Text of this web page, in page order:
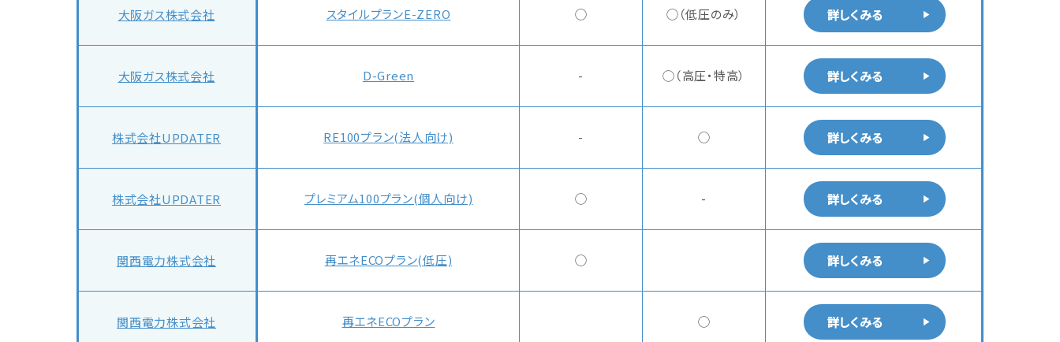
大阪ガス株式会社 スタイルプランE-ZERO ◯ ◯（低圧のみ） 詳しくみる
大阪ガス株式会社 D-Green - ◯（高圧・特高） 詳しくみる
株式会社UPDATER RE100プラン(法人向け) - ◯ 詳しくみる
株式会社UPDATER プレミアム100プラン(個人向け) ◯ - 詳しくみる
関西電力株式会社 再エネECOプラン(低圧) ◯ 詳しくみる
関西電力株式会社 再エネECOプラン ◯ 詳しくみる